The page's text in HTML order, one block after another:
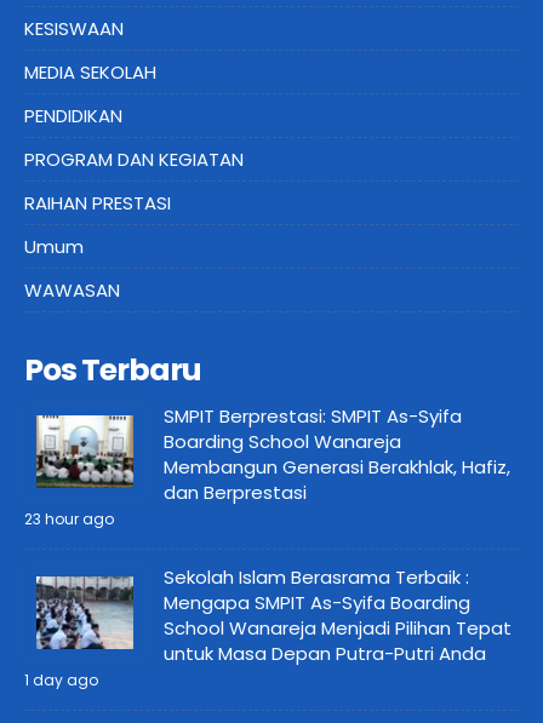
KESISWAAN
MEDIA SEKOLAH
PENDIDIKAN
PROGRAM DAN KEGIATAN
RAIHAN PRESTASI
Umum
WAWASAN
Pos Terbaru
SMPIT Berprestasi: SMPIT As-Syifa
Boarding School Wanareja
Membangun Generasi Berakhlak, Hafiz,
dan Berprestasi
23 hour ago
Sekolah Islam Berasrama Terbaik :
Mengapa SMPIT As-Syifa Boarding
School Wanareja Menjadi Pilihan Tepat
untuk Masa Depan Putra-Putri Anda
1 day ago